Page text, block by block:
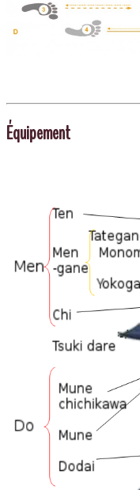
Équipement